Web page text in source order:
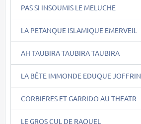
PAS SI INSOUMIS LE MELUCHE
LA PETANQUE ISLAMIQUE EMERVEIL
AH TAUBIRA TAUBIRA TAUBIRA
LA BÊTE IMMONDE EDUQUE JOFFRIN
CORBIERES ET GARRIDO AU THEATR
LE GROS CUL DE RAQUEL